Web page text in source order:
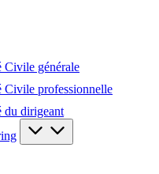
Civile générale
Civile professionnelle
du dirigeant